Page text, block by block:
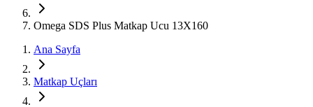
Omega SDS Plus Matkap Ucu 13X160
Ana Sayfa
Matkap Uçları